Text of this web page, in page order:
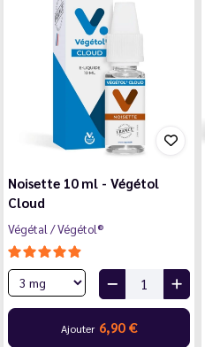
Noisette 10 ml - Végétol
Cloud
Végétal / Végétol®
Ajouter 6,90 €